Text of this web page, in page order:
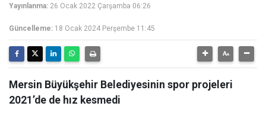
Yayınlanma: 26 Ocak 2022 Çarşamba 06:26
Güncelleme: 18 Ocak 2024 Perşembe 11:45
Mersin Büyükşehir Belediyesinin spor projeleri
2021’de de hız kesmedi